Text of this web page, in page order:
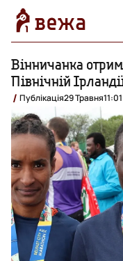
Вінничанка
Північній
Публікація29 Травня11:01